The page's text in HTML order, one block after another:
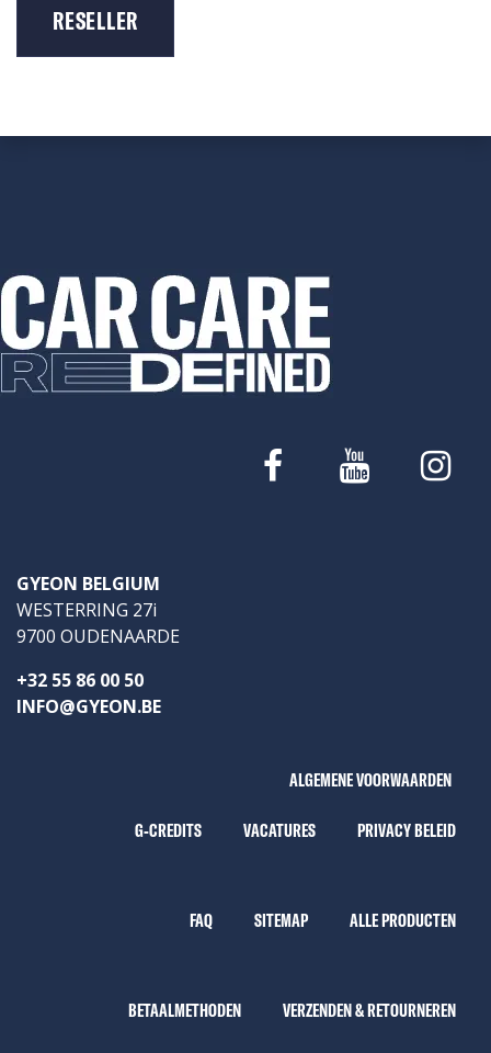
RESELLER
GYEON BELGIUM
WESTERRING 27i
9700 OUDENAARDE
+32 55 86 00 50
INFO@GYEON.BE
ALGEMENE VOORWAARDEN
G-CREDITS VACATURES PRIVACY BELEID
FAQ SITEMAP ALLE PRODUCTEN
BETAALMETHODEN VERZENDEN & RETOURNEREN